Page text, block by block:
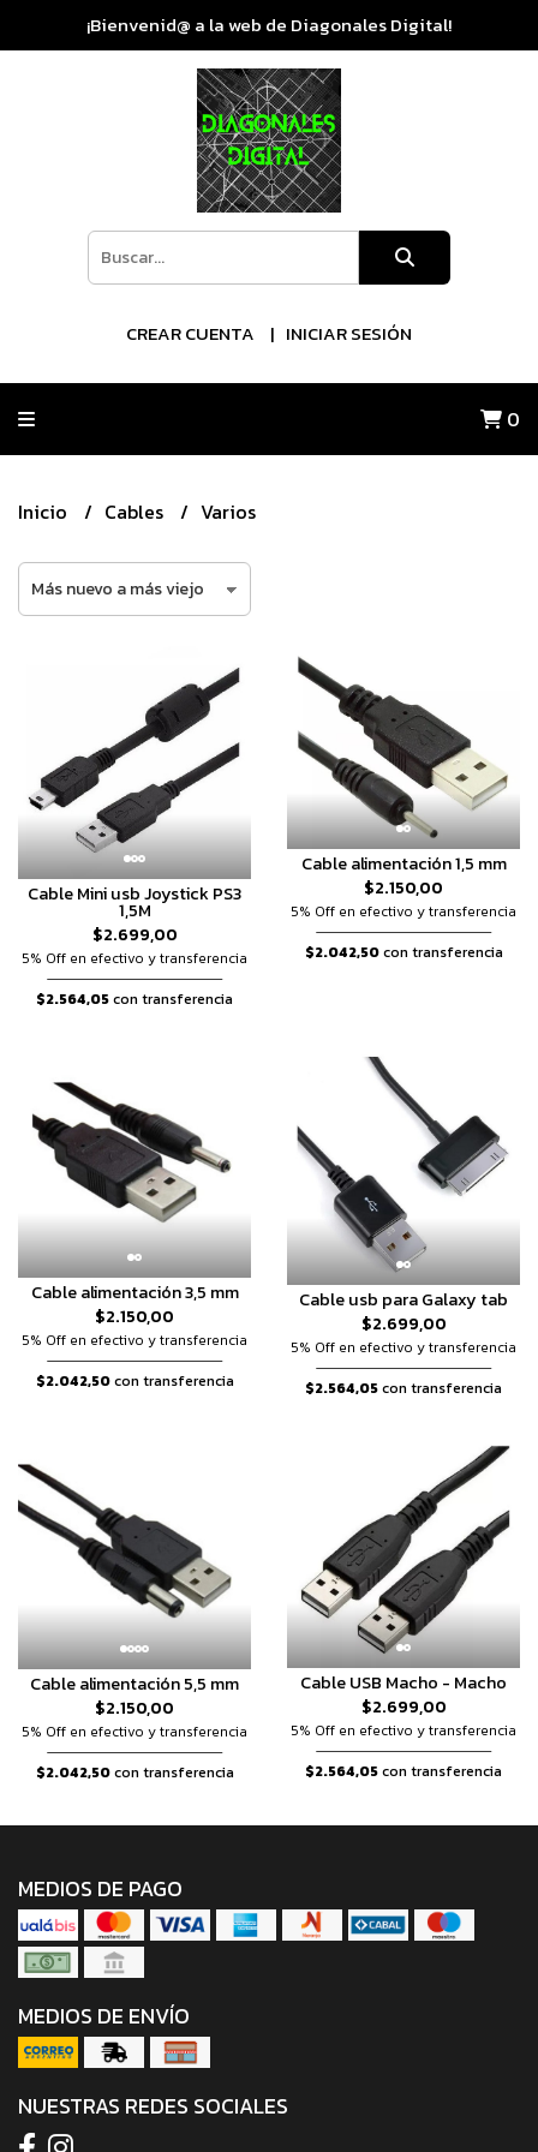
¡Bienvenid@ a la web de Diagonales Digital!
CREAR CUENTA INICIAR SESIÓN
0
Inicio Cables Varios
Cable Mini usb Joystick PS3
1,5M
$2.699,00
5% Off en efectivo y transferencia
$2.564,05con transferencia
Cable alimentación 1,5 mm
$2.150,00
5% Off en efectivo y transferencia
$2.042,50con transferencia
Cable alimentación 3,5 mm
$2.150,00
5% Off en efectivo y transferencia
$2.042,50con transferencia
Cable usb para Galaxy tab
$2.699,00
5% Off en efectivo y transferencia
$2.564,05con transferencia
Cable alimentación 5,5 mm
$2.150,00
5% Off en efectivo y transferencia
$2.042,50con transferencia
Cable USB Macho - Macho
$2.699,00
5% Off en efectivo y transferencia
$2.564,05con transferencia
MEDIOS DE PAGO
MEDIOS DE ENVÍO
NUESTRAS REDES SOCIALES